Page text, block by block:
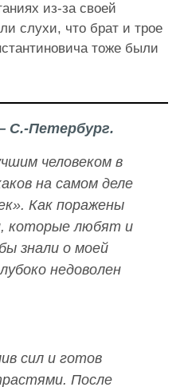
из-за своей
слухи, что брат и трое
тоже были
С.-Петербург.
человеком в
на самом деле
Как поражены
которые любят и
знали о моей
недоволен
сил и готов
После